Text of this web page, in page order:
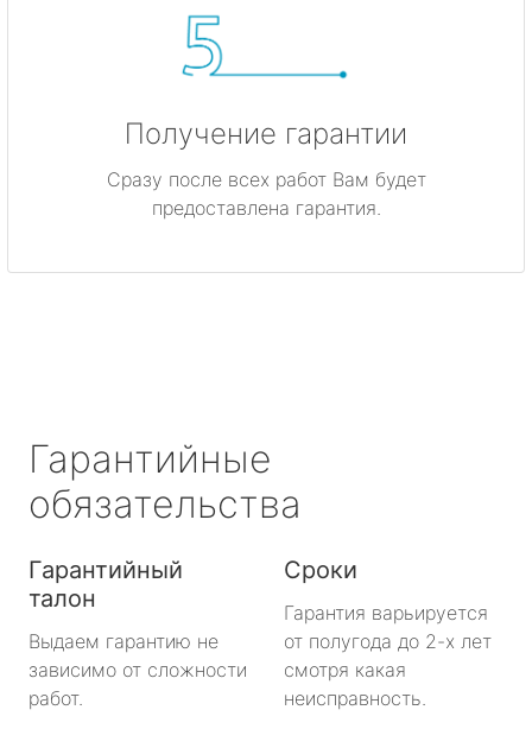
Получение гарантии
Сразу после всех работ Вам будет
предоставлена гарантия.
Гарантийные
обязательства
Гарантийный
талон
Выдаем гарантию не
зависимо от сложности
работ.
Сроки
Гарантия варьируется
от полугода до 2-х лет
смотря какая
неисправность.